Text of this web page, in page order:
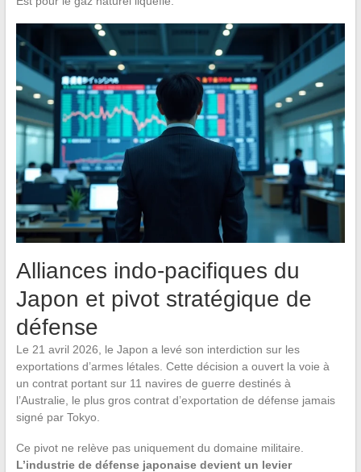
Alliances indo-pacifiques du
Japon et pivot stratégique de
défense
Le 21 avril 2026, le Japon a levé son interdiction sur les
exportations d’armes létales. Cette décision a ouvert la voie à
un contrat portant sur 11 navires de guerre destinés à
l’Australie, le plus gros contrat d’exportation de défense jamais
signé par Tokyo.
Ce pivot ne relève pas uniquement du domaine militaire.
L’industrie de défense japonaise devient un levier